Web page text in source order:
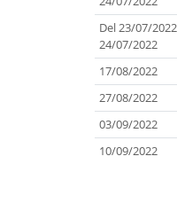
Del 23/07/
24/07/2022
17/08/2022
27/08/2022
03/09/2022
10/09/2022